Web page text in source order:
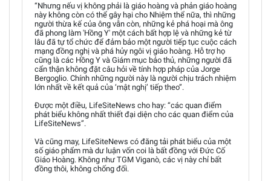
“Nhưng nếu vị không phải là giáo hoàng và phản giáo hoàng
này không còn có thể gây hại cho Nhiệm thể nữa, thì những
người thừa kế của ông vẫn còn, những kẻ phá hoại mà ông
đã phong làm 'Hồng Y' một cách bất hợp lệ và những kẻ từ
lâu đã tự tổ chức để đảm bảo một người tiếp tục cuộc cách
mạng đồng nghị và phá hủy ngôi vị giáo hoàng. Hỗ trợ họ
cũng là các Hồng Y và Giám mục bảo thủ, những người đã
cẩn thận không đặt câu hỏi về tính hợp pháp của Jorge
Bergoglio. Chính những người này là người chịu trách nhiệm
lớn nhất về kết quả của ‘mật nghị’ tiếp theo”.
Được một điều, LifeSiteNews cho hay: “các quan điểm
phát biểu không nhất thiết đại diện cho các quan điểm của
LifeSiteNews”.
Và cũng may, LifeSiteNews có đăng tải phát biểu của một
số giáo phẩm mà dư luận vốn coi là bất đồng với Đức Cố
Giáo Hoàng. Không như TGM Viganò, các vị này chỉ bất
đồng thôi, không chống đối.